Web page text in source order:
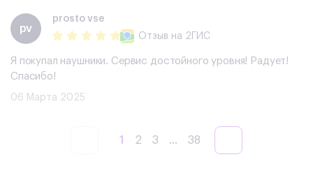
pv
prosto vse
Отзыв на 2ГИС
Я покупал наушники. Сервис достойного уровня! Радует!
Спасибо!
06 Марта 2025
1 2 3 ... 38